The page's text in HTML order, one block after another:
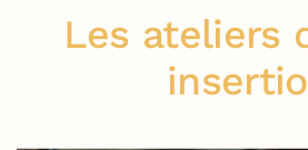
Les ateliers